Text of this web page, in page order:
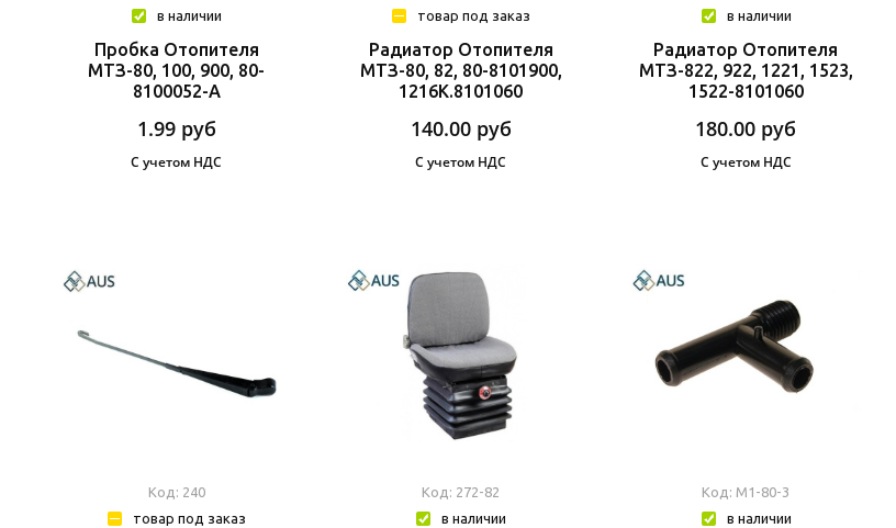
в наличии
Пробка Отопителя
МТЗ-80, 100, 900, 80-
8100052-А
1.99 руб
С учетом НДС
товар под заказ
Радиатор Отопителя
МТЗ-80, 82, 80-8101900,
1216К.8101060
140.00 руб
С учетом НДС
в наличии
Радиатор Отопителя
МТЗ-822, 922, 1221, 1523,
1522-8101060
180.00 руб
С учетом НДС
Код: 240
товар под заказ
Код: 272-82
в наличии
Код: М1-80-3
в наличии